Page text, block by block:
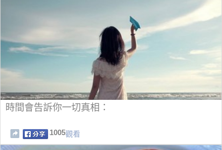
時間會告訴你一切真相：
1005觀看